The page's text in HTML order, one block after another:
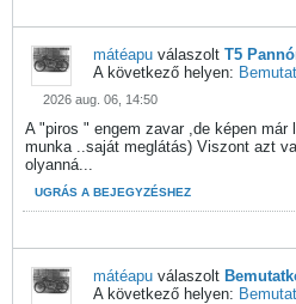
mátéapu válaszolt T5
A következő helyen:
2026 aug. 06, 14:50
A "piros " engem zavar ,de képen
munka ..saját meglátás) Viszont azt
olyanná...
UGRÁS A BEJEGYZÉSHEZ
mátéapu válaszolt
A következő helyen: